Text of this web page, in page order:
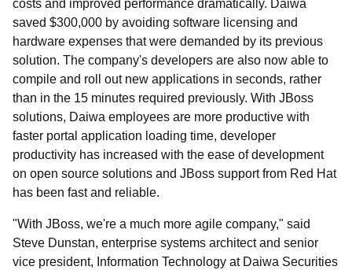
costs and improved performance dramatically. Daiwa
saved $300,000 by avoiding software licensing and
hardware expenses that were demanded by its previous
solution. The company's developers are also now able to
compile and roll out new applications in seconds, rather
than in the 15 minutes required previously. With JBoss
solutions, Daiwa employees are more productive with
faster portal application loading time, developer
productivity has increased with the ease of development
on open source solutions and JBoss support from Red Hat
has been fast and reliable.
"With JBoss, we're a much more agile company," said
Steve Dunstan, enterprise systems architect and senior
vice president, Information Technology at Daiwa Securities